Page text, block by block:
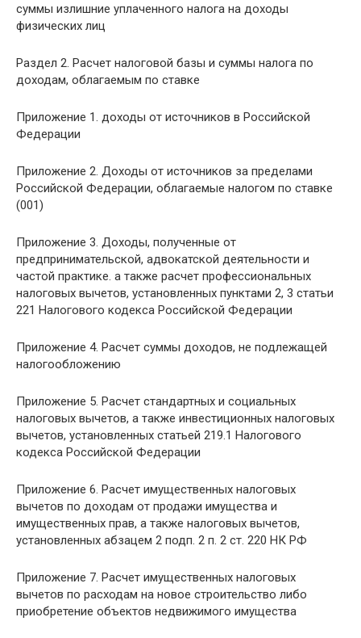
суммы излишние уплаченного налога на доходы
физических лиц
Раздел 2. Расчет налоговой базы и суммы налога по
доходам, облагаемым по ставке
Приложение 1. доходы от источников в Российской
Федерации
Приложение 2. Доходы от источников за пределами
Российской Федерации, облагаемые налогом по ставке
(001)
Приложение 3. Доходы, полученные от
предпринимательской, адвокатской деятельности и
частой практике. а также расчет профессиональных
налоговых вычетов, установленных пунктами 2, 3 статьи
221 Налогового кодекса Российской Федерации
Приложение 4. Расчет суммы доходов, не подлежащей
налогообложению
Приложение 5. Расчет стандартных и социальных
налоговых вычетов, а также инвестиционных налоговых
вычетов, установленных статьей 219.1 Налогового
кодекса Российской Федерации
Приложение 6. Расчет имущественных налоговых
вычетов по доходам от продажи имущества и
имущественных прав, а также налоговых вычетов,
установленных абзацем 2 подп. 2 п. 2 ст. 220 НК РФ
Приложение 7. Расчет имущественных налоговых
вычетов по расходам на новое строительство либо
приобретение объектов недвижимого имущества